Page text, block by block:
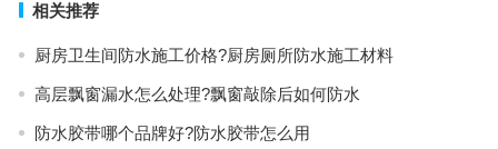
相关推荐
厨房卫生间防水施工价格?厨房厕所防水施工材料
高层飘窗漏水怎么处理?飘窗敲除后如何防水
防水胶带哪个品牌好?防水胶带怎么用